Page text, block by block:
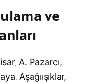
ve
A. Pazarcı,
Aşağıışıklar,